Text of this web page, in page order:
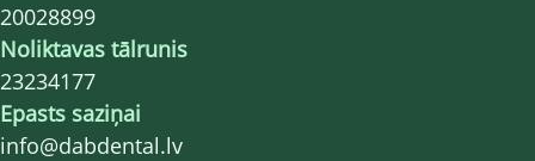
20028899
Noliktavas tālrunis
23234177
Epasts saziņai
info@dabdental.lv